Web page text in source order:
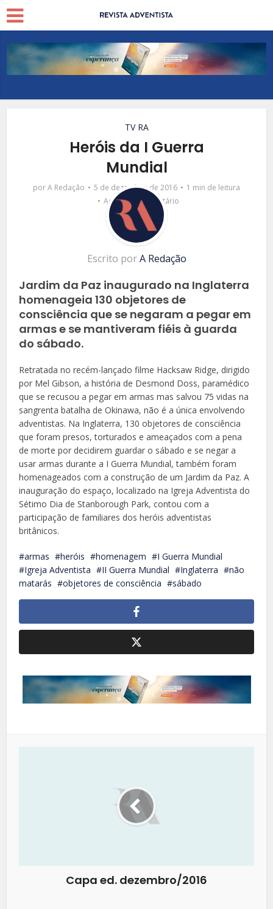
TV RA
Heróis da I Guerra
Mundial
porA Redação 5 de dezembro de 2016
1 min de leitura
Adicionar comentário
Escrito porA Redação
Jardim da Paz inaugurado na Inglaterra
homenageia 130 objetores de
consciência que se negaram a pegar em
armas e se mantiveram fiéis à guarda
do sábado.
Retratada no recém-lançado filme Hacksaw Ridge, dirigido
por Mel Gibson, a história de Desmond Doss, paramédico
que se recusou a pegar em armas mas salvou 75 vidas na
sangrenta batalha de Okinawa, não é a única envolvendo
adventistas. Na Inglaterra, 130 objetores de consciência
que foram presos, torturados e ameaçados com a pena
de morte por decidirem guardar o sábado e se negar a
usar armas durante a I Guerra Mundial, também foram
homenageados com a construção de um Jardim da Paz. A
inauguração do espaço, localizado na Igreja Adventista do
Sétimo Dia de Stanborough Park, contou com a
participação de familiares dos heróis adventistas
britânicos.
armas heróis homenagem
I Guerra Mundial
Igreja Adventista
II Guerra Mundial Inglaterra
não
matarás
objetores de consciência sábado
Capa ed. dezembro/2016